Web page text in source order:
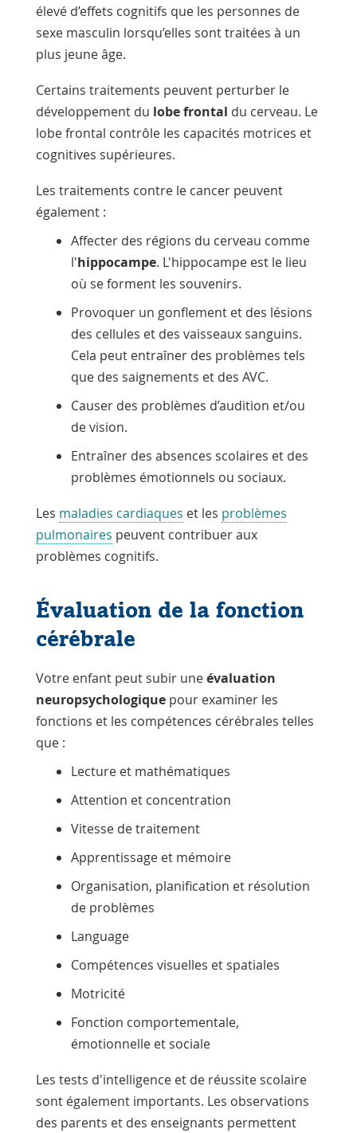
élevé d’effets cognitifs que les personnes de
sexe masculin lorsqu’elles sont traitées à un
plus jeune âge.
Certains traitements peuvent perturber le
développement du lobe frontal du cerveau. Le
lobe frontal contrôle les capacités motrices et
cognitives supérieures.
Les traitements contre le cancer peuvent
également :
Affecter des régions du cerveau comme
l'hippocampe. L'hippocampe est le lieu
où se forment les souvenirs.
Provoquer un gonflement et des lésions
des cellules et des vaisseaux sanguins.
Cela peut entraîner des problèmes tels
que des saignements et des AVC.
Causer des problèmes d’audition et/ou
de vision.
Entraîner des absences scolaires et des
problèmes émotionnels ou sociaux.
Les maladies cardiaques et les problèmes
pulmonaires peuvent contribuer aux
problèmes cognitifs.
Évaluation de la fonction
cérébrale
Votre enfant peut subir uneévaluation
neuropsychologiquepour examiner les
fonctions et les compétences cérébrales telles
que :
Lecture et mathématiques
Attention et concentration
Vitesse de traitement
Apprentissage et mémoire
Organisation, planification et résolution
de problèmes
Language
Compétences visuelles et spatiales
Motricité
Fonction comportementale,
émotionnelle et sociale
Les tests d'intelligence et de réussite scolaire
sont également importants. Les observations
des parents et des enseignants permettent